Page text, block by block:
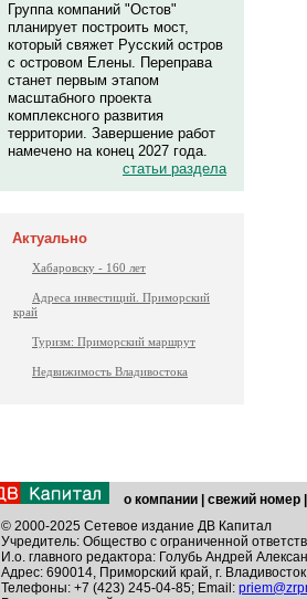
Группа компаний "Остов"
планирует построить мост,
который свяжет Русский остров
с островом Елены. Переправа
станет первым этапом
масштабного проекта
комплексного развития
территории. Завершение работ
намечено на конец 2027 года.
статьи раздела
Актуально
Хабаровску - 160 лет
Адреса инвестиций. Приморский
край
Туризм: Приморский маршрут
Недвижимость Владивостока
о компании свежий номер
© 2000-2025 Сетевое издание ДВ Капитал
Учредитель: Общество с ограниченной
И.о. главного редактора: Голубь Андрей
Адрес: 690014, Приморский край, г.
Телефоны: +7 (423) 245-04-85; Email: